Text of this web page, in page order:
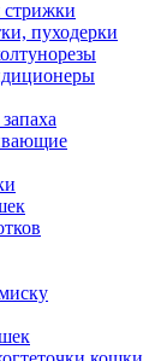
пуходерки